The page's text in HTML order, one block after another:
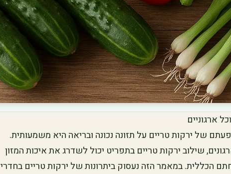
ארגוניים
של ירקות טריים על תזונה נכונה ובריאה היא משמעותית.
שילוב ירקות טריים בתפריט יכול לשדרג את איכות המזון
הכללית. במאמר הזה נעסוק ביתרונות של ירקות טריים בחדרי